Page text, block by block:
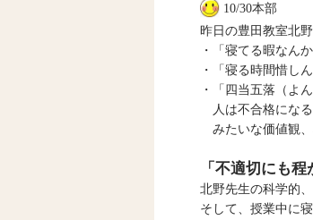
10/30本部
昨日の豊田教室北
・「寝てる暇なん
・「寝る時間惜し
・「四当五落（よ
人は不合格にな
みたいな価値観
「不適切にも程
北野先生の科学的
そして、授業中に